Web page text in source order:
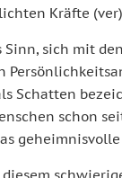
Kräfte
sich mit
Schatten
schon